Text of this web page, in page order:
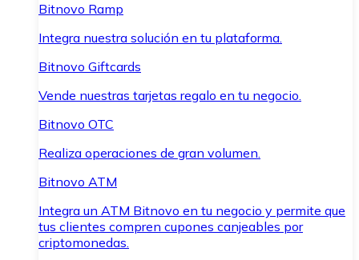
Bitnovo Ramp
Integra nuestra solución en tu plataforma.
Bitnovo Giftcards
Vende nuestras tarjetas regalo en tu negocio.
Bitnovo OTC
Realiza operaciones de gran volumen.
Bitnovo ATM
Integra un ATM Bitnovo en tu negocio y permite que
tus clientes compren cupones canjeables por
criptomonedas.